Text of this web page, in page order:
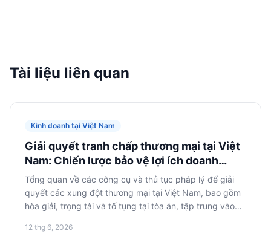
Tài liệu liên quan
Kinh doanh tại Việt Nam
Giải quyết tranh chấp thương mại tại Việt
Nam: Chiến lược bảo vệ lợi ích doanh
nghiệp nước ngoài
Tổng quan về các công cụ và thủ tục pháp lý để giải
quyết các xung đột thương mại tại Việt Nam, bao gồm
hòa giải, trọng tài và tố tụng tại tòa án, tập trung vào
12 thg 6, 2026